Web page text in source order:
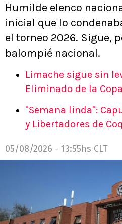
Humilde elenco
inicial que lo
el torneo 2026. Sigue,
balompié nacional.
Limache sigue sin
Eliminado de la
"Semana linda":
y Libertadores de
05/08/2026 - 13:55hs CLT